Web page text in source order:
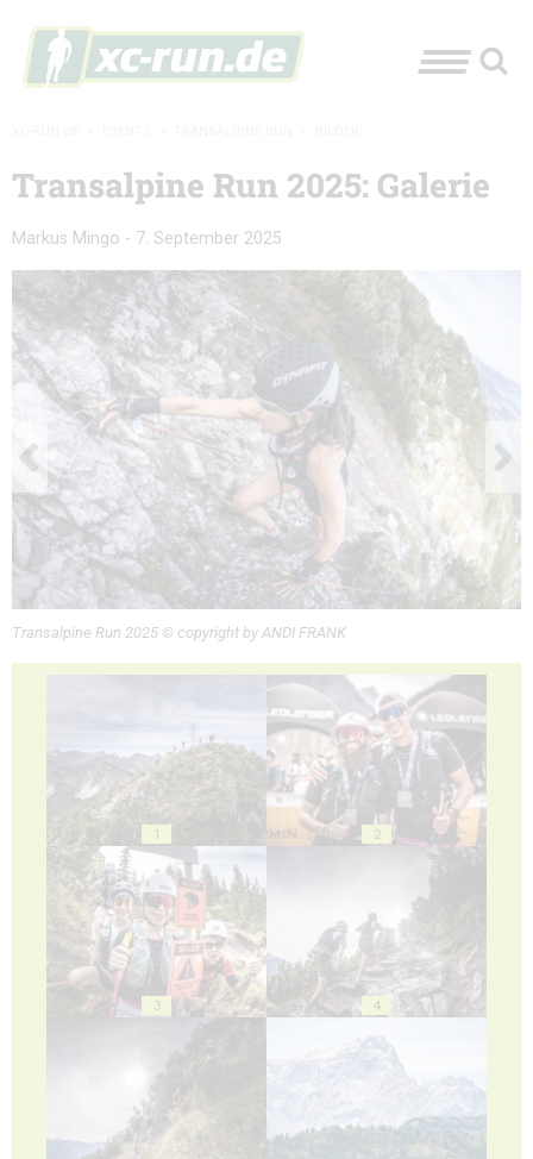
Transalpine Run 2025: Galerie
Markus Mingo - 7. September 2025
Transalpine Run 2025 © copyright by ANDI FRANK
1 2
3 4